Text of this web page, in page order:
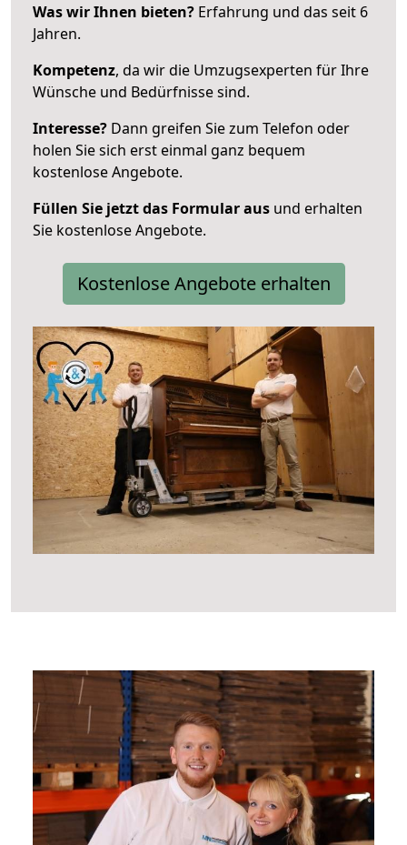
Was wir Ihnen bieten? Erfahrung und das seit 6
Jahren.
Kompetenz, da wir die Umzugsexperten für Ihre
Wünsche und Bedürfnisse sind.
Interesse? Dann greifen Sie zum Telefon oder
holen Sie sich erst einmal ganz bequem
kostenlose Angebote.
Füllen Sie jetzt das Formular aus und erhalten
Sie kostenlose Angebote.
Kostenlose Angebote erhalten